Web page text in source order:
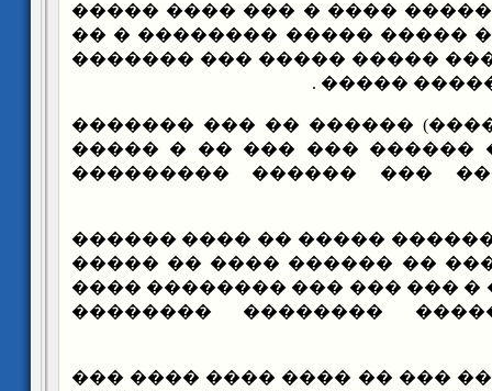
�� ���� ���� ������� ����
����� � ��� ���� �����
����� ��� � ������ �����
� �����
���� (�. �����) ������ ��
������ ������� ������
������� ������� ���
����� ��� ������� ����� ��
��� ������ ������ ��
��� �� �������� � ��� ���
���� ����� �����
��� ��� ����� ��� �� ����